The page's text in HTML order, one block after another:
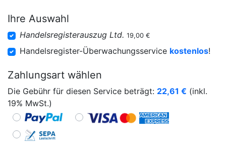
Ihre Auswahl
Handelsregisterauszug Ltd. 19,00 €
Handelsregister-Überwachungsservice kostenlos!
Zahlungsart wählen
Die Gebühr für diesen Service beträgt: 22,61 € (inkl.
19% MwSt.)